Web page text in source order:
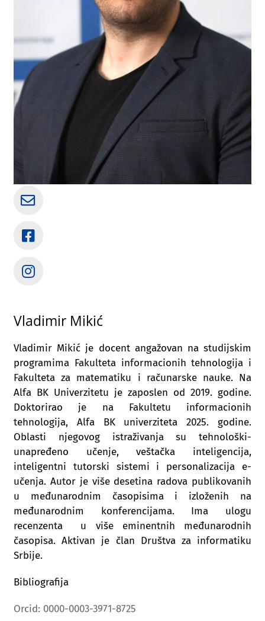
Vladimir Mikić
Vladimir Mikić je docent angažovan na studijskim
programima Fakulteta informacionih tehnologija i
Fakulteta za matematiku i računarske nauke. Na
Alfa BK Univerzitetu je zaposlen od 2019. godine.
Doktorirao je na Fakultetu informacionih
tehnologija, Alfa BK univerziteta 2025. godine.
Oblasti njegovog istraživanja su tehnološki-
unapređeno učenje, veštačka inteligencija,
inteligentni tutorski sistemi i personalizacija e-
učenja. Autor je više desetina radova publikovanih
u međunarodnim časopisima i izloženih na
međunarodnim konferencijama. Ima ulogu
recenzenta u više eminentnih međunarodnih
časopisa. Aktivan je član Društva za informatiku
Srbije.
Bibliografija
Orcid: 0000-0003-3971-8725